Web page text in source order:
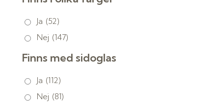
Ja (52)
Nej (147)
Finns med sidoglas
Ja (112)
Nej (81)